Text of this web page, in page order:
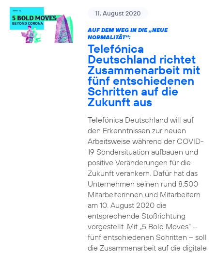
11. August 2020
AUF DEM WEG IN DIE „NEUE
NORMALITÄT“:
Telefónica
Deutschland richtet
Zusammenarbeit mit
fünf entschiedenen
Schritten auf die
Zukunft aus
Telefónica Deutschland will auf
den Erkenntnissen zur neuen
Arbeitsweise während der COVID-
19 Sondersituation aufbauen und
positive Veränderungen für die
Zukunft verankern. Dafür hat das
Unternehmen seinen rund 8.500
Mitarbeiterinnen und Mitarbeitern
am 10. August 2020 die
entsprechende Stoßrichtung
vorgestellt. Mit „5 Bold Moves“ –
fünf entschiedenen Schritten – soll
die Zusammenarbeit auf die digitale